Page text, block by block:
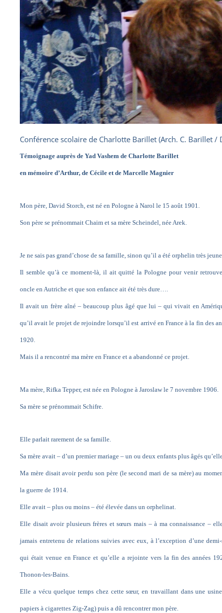
Conférence scolaire de Charlotte Barillet (Arch. C. Barillet /
Témoignage auprès de Yad Vashem de Charlotte Barillet
en mémoire d’Arthur, de Cécile et de Marcelle Magnier
Mon père, David Storch, est né en Pologne à Narol le 15 août 1901.
Son père se prénommait Chaim et sa mère Scheindel, née Arek.
Je ne sais pas grand’chose de sa famille, sinon qu’il a été orphelin très
Il semble qu’à ce moment-là, il ait quitté la Pologne pour venir
oncle en Autriche et que son enfance ait été très dure….
Il avait un frère aîné – beaucoup plus âgé que lui – qui vivait en
qu’il avait le projet de rejoindre lorsqu’il est arrivé en France à la fin des
1920.
Mais il a rencontré ma mère en France et a abandonné ce projet.
Ma mère, Rifka Tepper, est née en Pologne à Jaroslaw le 7 novembre 1906.
Sa mère se prénommait Schifre.
Elle parlait rarement de sa famille.
Sa mère avait – d’un premier mariage – un ou deux enfants plus âgés
Ma mère disait avoir perdu son père (le second mari de sa mère) au
la guerre de 1914.
Elle avait – plus ou moins – été élevée dans un orphelinat.
Elle disait avoir plusieurs frères et sœurs mais – à ma connaissance –
jamais entretenu de relations suivies avec eux, à l’exception d’une
qui était venue en France et qu’elle a rejointe vers la fin des années
Thonon-les-Bains.
Elle a vécu quelque temps chez cette sœur, en travaillant dans une
papiers à cigarettes Zig-Zag) puis a dû rencontrer mon père.